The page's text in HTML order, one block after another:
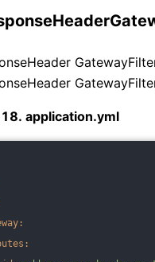
application.yml